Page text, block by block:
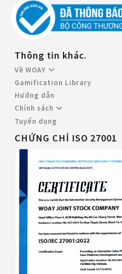
Thông tin khác.
Về WOAY
Gamification Library
Hướng dẫn
Chính sách
Tuyển dụng
CHỨNG CHỈ ISO 27001